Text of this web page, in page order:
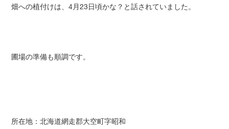
畑への植付けは、4月23日頃かな？と話されていました。
圃場の準備も順調です。
所在地：北海道網走郡大空町字昭和